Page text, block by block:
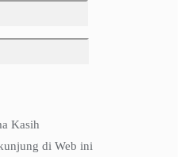
Kasih
di Web ini